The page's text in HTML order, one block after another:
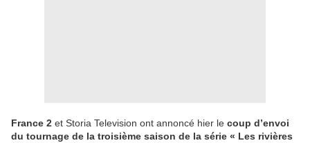
France 2 et Storia Television ont annoncé hier le coup d’envoi
du tournage de la troisième saison de la série « Les rivières